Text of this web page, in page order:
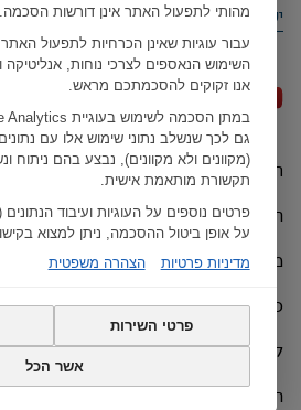
מהותי לתפעול האתר אינן דורשות הסכמה.
עבור עוגיות שאינן הכרחיות לתפעול האתר,
השימוש הנאספים לצרכי נוחות,
אנו זקוקים להסכמתכם מראש.
גם לכך שנשלב נתוני שימוש אלו עם
(מקוונים ולא מקוונים), נבצע בהם ניתוח
תקשורת מותאמת אישית.
פרטים נוספים על העוגיות ועיבוד
על אופן ביטול ההסכמה, ניתן למצוא
מדיניות פרטיות
הצהרה משפטית
פרטי השירות
אשר הכל
ישראל
תנאי שימושGeberit כל הזכויות שמורות ל ©
הצהרות האיחוד האירופי
מדיניות פרטיות
כתב ויתור
קרדיט
הגדרות עוגיות